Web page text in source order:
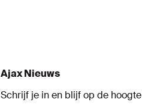
Ajax Nieuws
Schrijf je in en blijf op de hoogte